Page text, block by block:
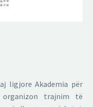
ligjore Akademia për
trajnim të